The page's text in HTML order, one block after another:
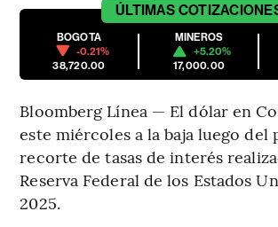
ÚLTIMAS
BOGOTA
-0.21%
38,720.00
MINEROS
+5.20%
17,000.00
Bloomberg Línea — El dólar en
este miércoles a la baja luego del
recorte de tasas de interés
Reserva Federal de los Estados
2025.